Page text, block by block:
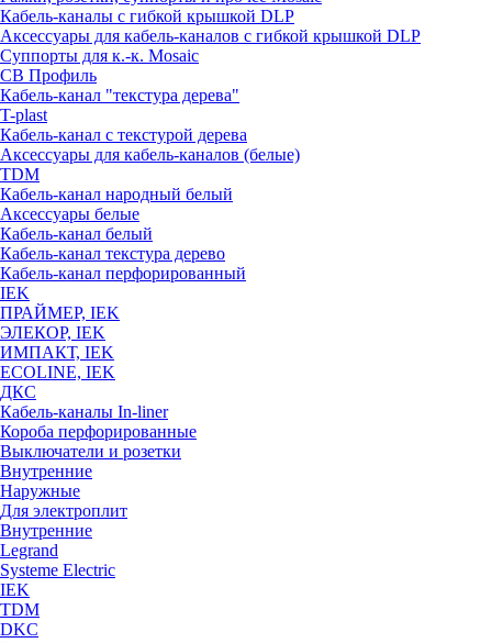
Кабель-каналы с гибкой крышкой DLP
Аксессуары для кабель-каналов с гибкой крышкой DLP
Суппорты для к.-к. Mosaic
СВ Профиль
Кабель-канал "текстура дерева"
T-plast
Кабель-канал с текстурой дерева
Аксессуары для кабель-каналов (белые)
TDM
Кабель-канал народный белый
Аксессуары белые
Кабель-канал белый
Кабель-канал текстура дерево
Кабель-канал перфорированный
IEK
ПРАЙМЕР, IEK
ЭЛЕКОР, IEK
ИМПАКТ, IEK
ECOLINE, IEK
ДКС
Кабель-каналы In-liner
Короба перфорированные
Выключатели и розетки
Внутренние
Наружные
Для электроплит
Внутренние
Legrand
Systeme Electric
IEK
TDM
DKC